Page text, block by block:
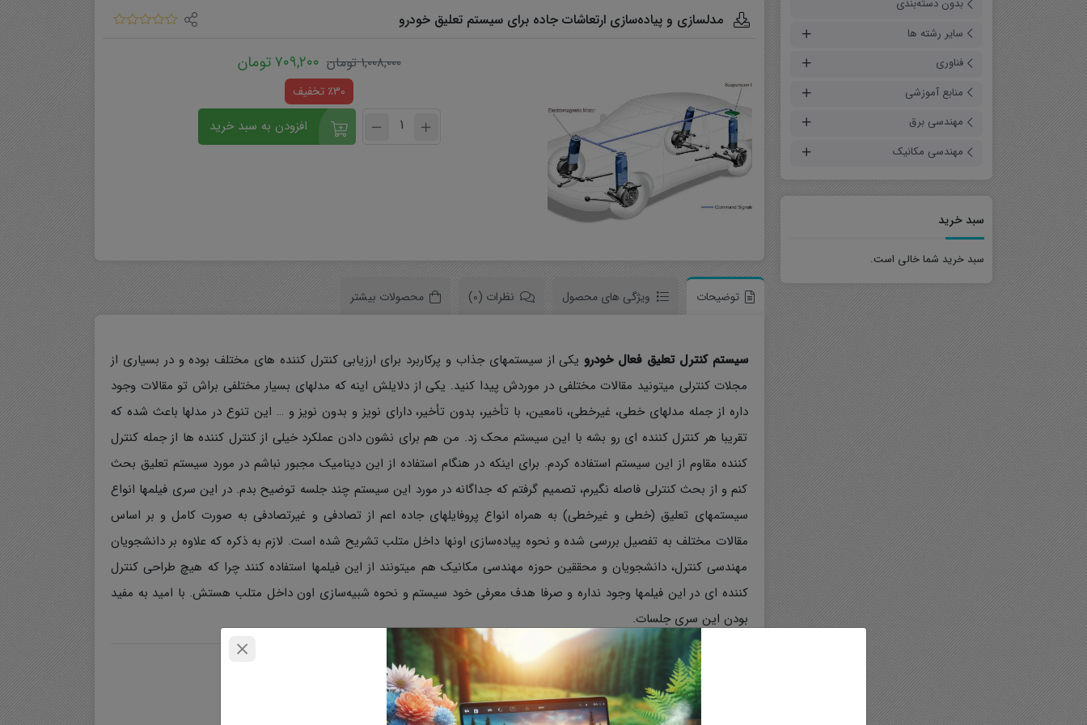
فیلم آموزشی
مقالات شبیه سازی شده
حل تمرین
جزوه
نرم افزار
مدلسازی و پیاده‌سازی ارتعاشات جاده برای سیستم تعلیق خودرو
۱,۰۰۸,۰۰۰ تومان ۷۰۹,۲۰۰تومان
٪30 تخفیف
افزودن به سبد خرید
توضیحات ویژگی های محصول نظرات (0) محصولات بیشتر
سیستم کنترل تعلیق فعال خودرویکی از سیستمهای جذاب و پرکاربرد برای ارزیابی کنترل کننده های مختلف بوده و در بسیاری از
مجلات کنترلی میتونید مقالات مختلفی در موردش پیدا کنید. یکی از دلایلش اینه که مدلهای بسیار مختلفی براش تو مقالات وجود
داره از جمله مدلهای خطی، غیرخطی، نامعین، با تأخیر، بدون تأخیر، دارای نویز و بدون نویز و … این تنوع در مدلها باعث شده که
تقریبا هر کنترل کننده ای رو بشه با این سیستم محک زد. من هم برای نشون دادن عملکرد خیلی از کنترل کننده ها از جمله کنترل
کننده مقاوم از این سیستم استفاده کردم. برای اینکه در هنگام استفاده از این دینامیک مجبور نباشم در مورد سیستم تعلیق بحث
کنم و از بحث کنترلی فاصله نگیرم، تصمیم گرفتم که جداگانه در مورد این سیستم چند جلسه توضیح بدم. در این سری فیلمها انواع
سیستمهای تعلیق (خطی و غیرخطی) به همراه انواع پروفایلهای جاده اعم از تصادفی و غیرتصادفی به صورت کامل و بر اساس
مقالات مختلف به تفصیل بررسی شده و نحوه پیاده‌سازی اونها داخل متلب تشریح شده است. لازم به ذکره که علاوه بر دانشجویان
مهندسی کنترل، دانشجویان و محققین حوزه مهندسی مکانیک هم میتونند از این فیلمها استفاده کنند چرا که هیچ طراحی کنترل
کننده ای در این فیلمها وجود نداره و صرفا هدف معرفی خود سیستم و نحوه شبیه‌سازی اون داخل متلب هستش. با امید به مفید
بودن این سری جلسات.
جلسه اول:
معرفی انواع سیستم تعلیق خودرو و پروفایلهای جاده
بدون دسته‌بندی
سایر رشته ها
فناوری
منابع آموزشی
مهندسی برق
مهندسی مکانیک
سبد خرید
سبد خرید شما خالی است.